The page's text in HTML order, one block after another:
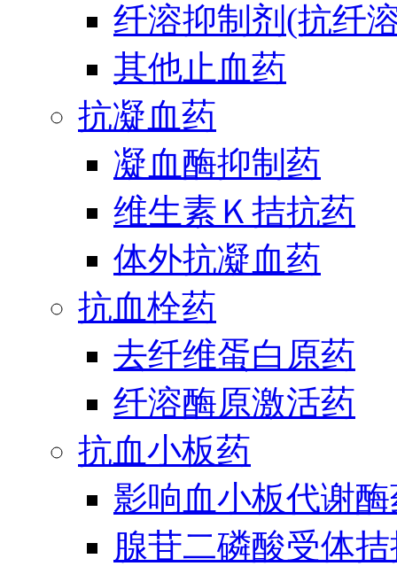
纤溶抑制剂(抗纤
其他止血药
抗凝血药
凝血酶抑制药
维生素Ｋ拮抗药
体外抗凝血药
抗血栓药
去纤维蛋白原药
纤溶酶原激活药
抗血小板药
影响血小板代谢
腺苷二磷酸受体